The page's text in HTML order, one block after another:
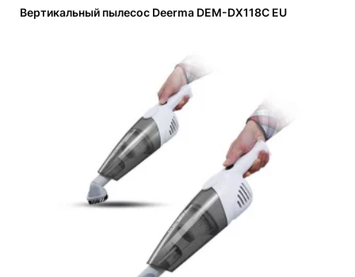
Вертикальный пылесос Deerma DEM-DX118C EU